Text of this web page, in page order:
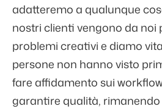
adatteremo a qualunque
nostri clienti vengono da noi
problemi creativi e diamo
persone non hanno visto
fare affidamento sui
garantire qualità,